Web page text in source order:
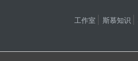
工作室 斯慕知识